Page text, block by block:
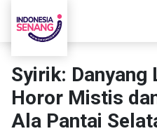
Syirik: Danyang
Horor Mistis
Ala Pantai